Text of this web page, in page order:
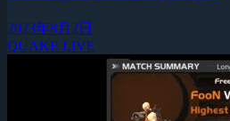
2023年8月2日
QUAKE LIVE